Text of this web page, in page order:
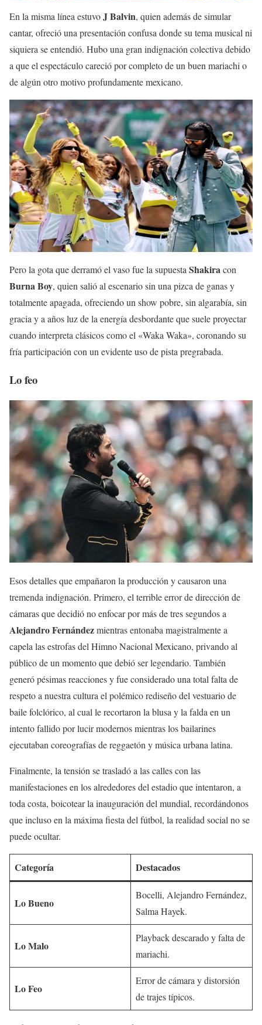
En la misma línea estuvoJ Balvin, quien además de simular
cantar, ofreció una presentación confusa donde su tema musical ni
siquiera se entendió. Hubo una gran indignación colectiva debido
a que el espectáculo careció por completo de un buen mariachi o
de algún otro motivo profundamente mexicano.
Pero la gota que derramó el vaso fue la supuesta Shakira con
Burna Boy, quien salió al escenario sin una pizca de ganas y
totalmente apagada, ofreciendo un show pobre, sin algarabía, sin
gracia y a años luz de la energía desbordante que suele proyectar
cuando interpreta clásicos como el «Waka Waka», coronando su
fría participación con un evidente uso de pista pregrabada.
Lo feo
Esos detalles que empañaron la producción y causaron una
tremenda indignación. Primero, el terrible error de dirección de
cámaras que decidió no enfocar por más de tres segundos a
Alejandro Fernándezmientras entonaba magistralmente a
capela las estrofas del Himno Nacional Mexicano, privando al
público de un momento que debió ser legendario. También
generó pésimas reacciones y fue considerado una total falta de
respeto a nuestra cultura el polémico rediseño del vestuario de
baile folclórico, al cual le recortaron la blusa y la falda en un
intento fallido por lucir modernos mientras los bailarines
ejecutaban coreografías de reggaetón y música urbana latina.
Finalmente, la tensión se trasladó a las calles con las
manifestaciones en los alrededores del estadio que intentaron, a
toda costa, boicotear la inauguración del mundial, recordándonos
que incluso en la máxima fiesta del fútbol, la realidad social no se
puede ocultar.
Categoría Destacados
Lo Bueno
Bocelli, Alejandro Fernández,
Salma Hayek.
Lo Malo
Playback descarado y falta de
mariachi.
Lo Feo
Error de cámara y distorsión
de trajes típicos.